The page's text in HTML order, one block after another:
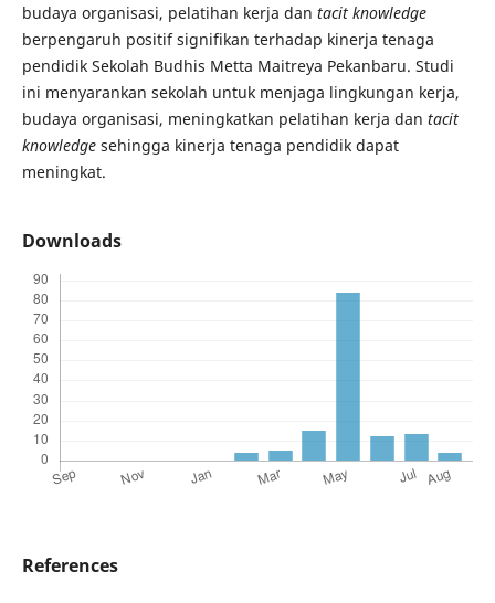
budaya organisasi, pelatihan kerja dan tacit knowledge
berpengaruh positif signifikan terhadap kinerja tenaga
pendidik Sekolah Budhis Metta Maitreya Pekanbaru. Studi
ini menyarankan sekolah untuk menjaga lingkungan kerja,
budaya organisasi, meningkatkan pelatihan kerja dan tacit
knowledge sehingga kinerja tenaga pendidik dapat
meningkat.
Downloads
References